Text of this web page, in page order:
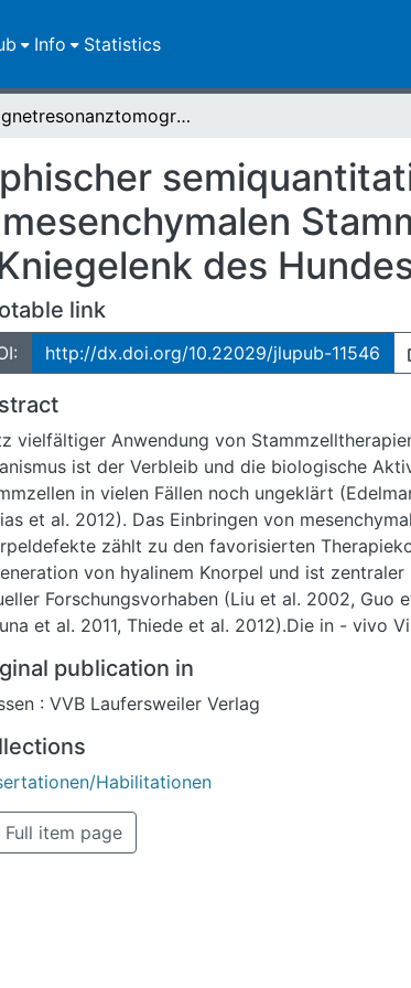
Info Statistics
Magnetresonanztomographischer semiquantitativer Nachweis von kontrastmittelmarkierten mesenchymalen Stammzellen in chondralen Defekten am Kniegelenk des Hundes
des
link
http://dx.doi.org/10.22029/jlupub-11546
vielfältiger Anwendung von
ist der Verbleib und die biologische
in vielen Fällen noch ungeklärt
et al. 2012). Das Einbringen von
zählt zu den favorisierten
von hyalinem Knorpel und ist
Forschungsvorhaben (Liu et al. 2002, Guo
et al. 2011, Thiede et al. 2012).Die in - vivo
nicht invasive Methode zur Erlangung weiterer
Verbleib und Wirkmechanismus der Zellen dar.In
isoliert und in einem standardisierten
(Endorem®, 308 µg Fe / ml)
Blau Färbung, sowie einer
wurde die Markierungseffizienz sowie
publication in
: VVB Laufersweiler Verlag
Habilitationen
Full item page